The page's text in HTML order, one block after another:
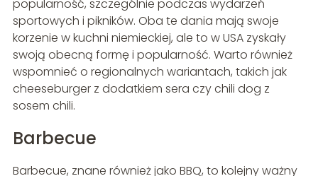
popularność, szczególnie podczas wydarzeń
sportowych i pikników. Oba te dania mają swoje
korzenie w kuchni niemieckiej, ale to w USA zyskały
swoją obecną formę i popularność. Warto również
wspomnieć o regionalnych wariantach, takich jak
cheeseburger z dodatkiem sera czy chili dog z
sosem chili.
Barbecue
Barbecue, znane również jako BBQ, to kolejny ważny